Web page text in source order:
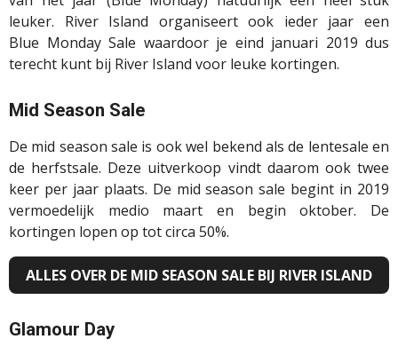
leuker. River Island organiseert ook ieder jaar een
Blue Monday Sale waardoor je eind januari 2019 dus
terecht kunt bij River Island voor leuke kortingen.
Mid Season Sale
De mid season sale is ook wel bekend als de lentesale en
de herfstsale. Deze uitverkoop vindt daarom ook twee
keer per jaar plaats. De mid season sale begint in 2019
vermoedelijk medio maart en begin oktober. De
kortingen lopen op tot circa 50%.
ALLES OVER DE MID SEASON SALE BIJ RIVER ISLAND
Glamour Day